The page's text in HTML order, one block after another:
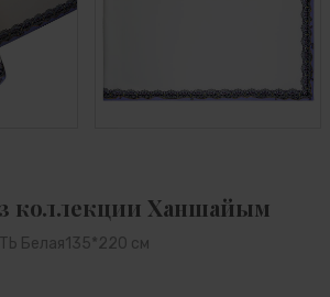
коллекции Ханшайым
Белая135*220 см